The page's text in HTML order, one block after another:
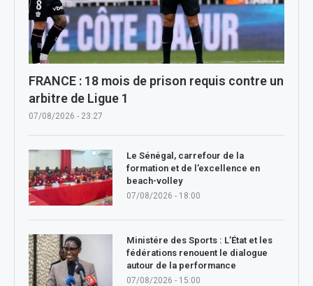
FRANCE : 18 mois de prison requis contre un
arbitre de Ligue 1
07/08/2026 - 23:27
Le Sénégal, carrefour de la
formation et de l’excellence en
beach-volley
07/08/2026 - 18:00
Ministére des Sports : L’État et les
fédérations renouent le dialogue
autour de la performance
07/08/2026 - 15:00